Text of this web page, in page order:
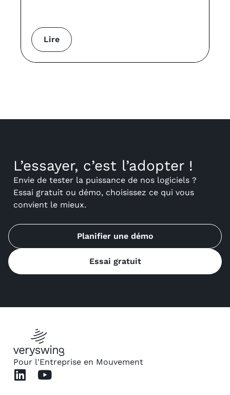
Lire
L’essayer, c’est l’adopter !
Envie de tester la puissance de nos logiciels ?
Essai gratuit ou démo, choisissez ce qui vous
convient le mieux.
Planifier une démo
Essai gratuit
Pour l'Entreprise en Mouvement